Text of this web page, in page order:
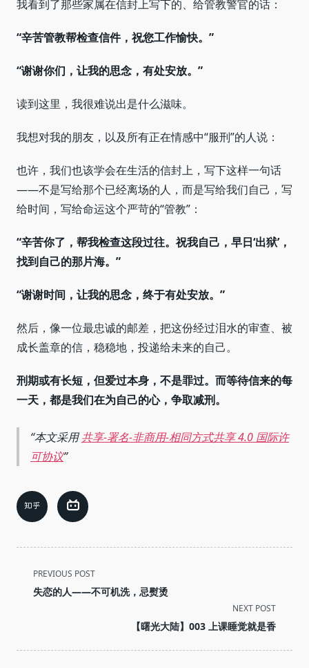
我看到了那些家属在信封上写下的、给管教警官的话：
“辛苦管教帮检查信件，祝您工作愉快。”
“谢谢你们，让我的思念，有处安放。”
读到这里，我很难说出是什么滋味。
我想对我的朋友，以及所有正在情感中“服刑”的人说：
也许，我们也该学会在生活的信封上，写下这样一句话
——不是写给那个已经离场的人，而是写给我们自己，写
给时间，写给命运这个严苛的“管教”：
“辛苦你了，帮我检查这段过往。祝我自己，早日‘出狱’，
找到自己的那片海。”
“谢谢时间，让我的思念，终于有处安放。”
然后，像一位最忠诚的邮差，把这份经过泪水的审查、被
成长盖章的信，稳稳地，投递给未来的自己。
刑期或有长短，但爱过本身，不是罪过。而等待信来的每
一天，都是我们在为自己的心，争取减刑。
本文采用共享-署名-非商用-相同方式共享 4.0 国际许
可协议
<span
class="nav-
text">Page</span>
PREVIOUS POST
失恋的人——不可机洗，忌熨烫
NEXT POST
【曙光大陆】003 上课睡觉就是香